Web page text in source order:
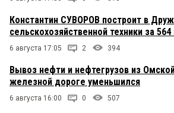
Константин СУВОРОВ построит в
сельскохозяйственной техники за
6 августа 17:05 2 394
Вывоз нефти и нефтегрузов из
железной дороге уменьшился
6 августа 16:00 0 507